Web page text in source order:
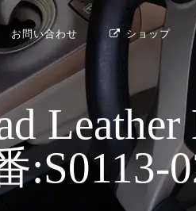
お問い合わせ ショップ
Leather
:S0113-